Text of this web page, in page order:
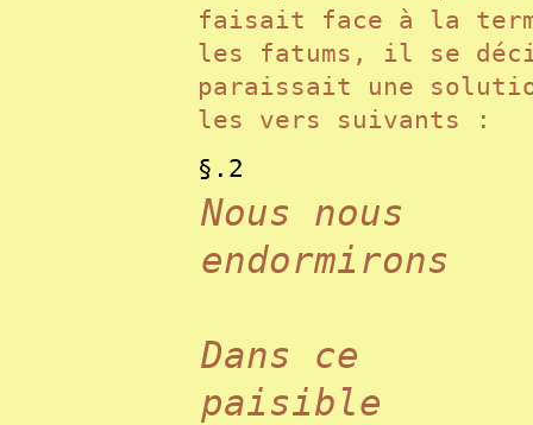
faisait face à la
les fatums, il se
paraissait une
les vers suivants :
§.2
Nous nous
endormirons
Dans ce
paisible